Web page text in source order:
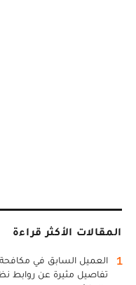
المقالات الأكثر قراءة
1
العميل السابق في
تفاصيل مثيرة عن روابط